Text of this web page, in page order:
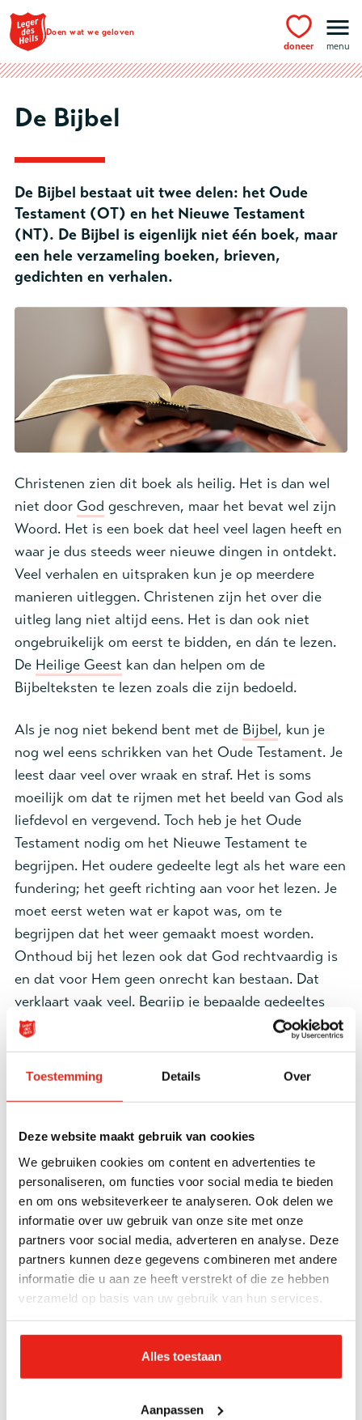
Toestemming Details Over
Deze website maakt gebruik van cookies
We gebruiken cookies om content en advertenties te
personaliseren, om functies voor social media te bieden
en om ons websiteverkeer te analyseren. Ook delen we
informatie over uw gebruik van onze site met onze
partners voor social media, adverteren en analyse. Deze
partners kunnen deze gegevens combineren met andere
informatie die u aan ze heeft verstrekt of die ze hebben
verzameld op basis van uw gebruik van hun services.
Alles toestaan
Aanpassen
Ga naar hoofdinhoud
Doen wat we geloven
doneer menu
De Bijbel
De Bijbel bestaat uit twee delen: het Oude
Testament (OT) en het Nieuwe Testament
(NT). De Bijbel is eigenlijk niet één boek, maar
een hele verzameling boeken, brieven,
gedichten en verhalen.
Christenen zien dit boek als heilig. Het is dan wel
niet door God geschreven, maar het bevat wel zijn
Woord. Het is een boek dat heel veel lagen heeft en
waar je dus steeds weer nieuwe dingen in ontdekt.
Veel verhalen en uitspraken kun je op meerdere
manieren uitleggen. Christenen zijn het over die
uitleg lang niet altijd eens. Het is dan ook niet
ongebruikelijk om eerst te bidden, en dán te lezen.
De Heilige Geest kan dan helpen om de
Bijbelteksten te lezen zoals die zijn bedoeld.
Als je nog niet bekend bent met de Bijbel, kun je
nog wel eens schrikken van het Oude Testament. Je
leest daar veel over wraak en straf. Het is soms
moeilijk om dat te rijmen met het beeld van God als
liefdevol en vergevend. Toch heb je het Oude
Testament nodig om het Nieuwe Testament te
begrijpen. Het oudere gedeelte legt als het ware een
fundering; het geeft richting aan voor het lezen. Je
moet eerst weten wat er kapot was, om te
begrijpen dat het weer gemaakt moest worden.
Onthoud bij het lezen ook dat God rechtvaardig is
en dat voor Hem geen onrecht kan bestaan. Dat
verklaart vaak veel. Begrijp je bepaalde gedeeltes
echt niet? Praat
er eens over met anderen of ga
eens naar een korps of kerk. Daar worden moeilijke
stukken vaak uitgelegd.
Het Nieuwe Testament gaat over het leven en de
dood van Jezus Christus. Dit deel bevat veel
levenslessen en uitleg over God. Jezus was niet
alleen Zijn Zoon, maar ook een wijs leraar, op de
aarde om de ware betekenis van de wetten van God
aan het licht te brengen. De relatie tussen God en
mensen was in het eerste deel verstoord, maar
wordt in het tweede deel gerepareerd door Jezus. En
alle voorspellingen uit dat eerste deel komen uit in
het ware de vervulling is van het Oude Testament.